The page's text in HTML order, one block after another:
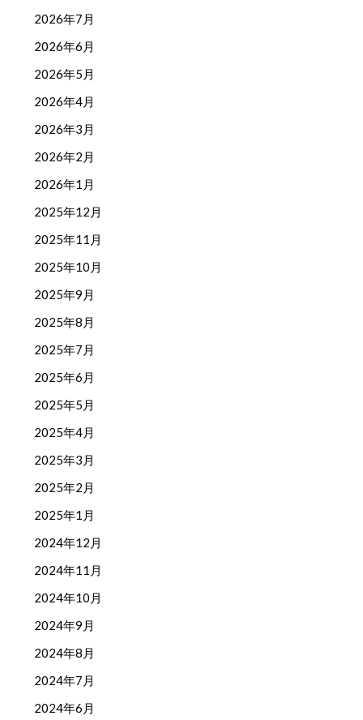
2026年7月
2026年6月
2026年5月
2026年4月
2026年3月
2026年2月
2026年1月
2025年12月
2025年11月
2025年10月
2025年9月
2025年8月
2025年7月
2025年6月
2025年5月
2025年4月
2025年3月
2025年2月
2025年1月
2024年12月
2024年11月
2024年10月
2024年9月
2024年8月
2024年7月
2024年6月